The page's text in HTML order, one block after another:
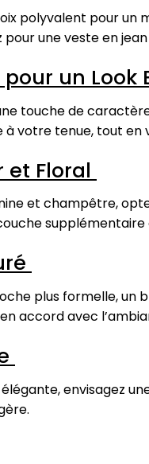
polyvalent pour
une veste en
un Look
touche de
votre tenue, tout en
et Floral
et champêtre,
supplémentaire
plus formelle, un
accord avec
envisagez